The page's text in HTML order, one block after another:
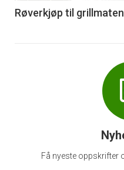
6
Røverkjøp til grillmaten
Få nyeste oppskrifter